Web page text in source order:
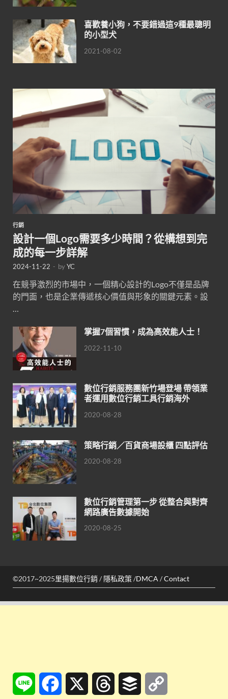
喜歡養小狗，不要錯過這9種最聰明
的小型犬
2021-08-02
行銷
設計一個Logo需要多少時間？從構想到完
成的每一步詳解
2024-11-22 - byYC
在競爭激烈的市場中，一個精心設計的Logo不僅是品牌
的門面，也是企業傳遞核心價值與形象的關鍵元素。設
…
掌握7個習慣，成為高效能人士！
2022-11-10
數位行銷服務團新竹場登場 帶領業
者運用數位行銷工具行銷海外
2020-08-28
策略行銷／百貨商場設櫃 四點評估
2020-08-28
數位行銷管理第一步 從整合與對齊
網路廣告數據開始
2020-08-25
©2017~2025里揚數位行銷 / 隱私政策/DMCA /Contact
Line Facebook
X Threads Buffer